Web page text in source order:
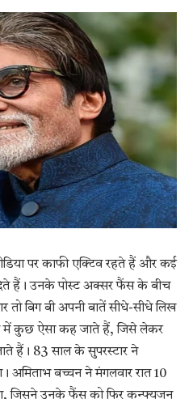
पर काफी एक्टिव रहते हैं और कई
देते हैं। उनके पोस्ट अक्सर फैंस के बीच
तो बिग बी अपनी बातें सीधे-सीधे लिख
में कुछ ऐसा कह जाते हैं, जिसे लेकर
हैं। 83 साल के सुपरस्टार ने
अमिताभ बच्चन ने मंगलवार रात 10
जिसने उनके फैंस को फिर कन्फ्यूजन